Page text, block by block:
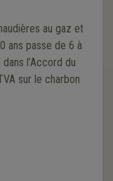
au gaz et
ans passe de 6 à
l’Accord du
sur le charbon